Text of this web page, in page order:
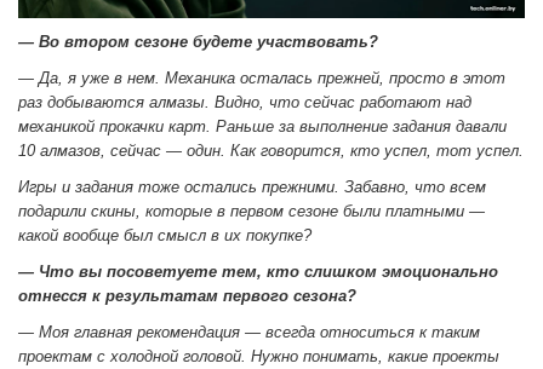
— Во втором сезоне будете участвовать?
— Да, я уже в нем. Механика осталась прежней, просто в этот
раз добываются алмазы. Видно, что сейчас работают над
механикой прокачки карт. Раньше за выполнение задания давали
10 алмазов, сейчас — один. Как говорится, кто успел, тот успел.
Игры и задания тоже остались прежними. Забавно, что всем
подарили скины, которые в первом сезоне были платными —
какой вообще был смысл в их покупке?
— Что вы посоветуете тем, кто слишком эмоционально
отнесся к результатам первого сезона?
— Моя главная рекомендация — всегда относиться к таким
проектам с холодной головой. Нужно понимать, какие проекты